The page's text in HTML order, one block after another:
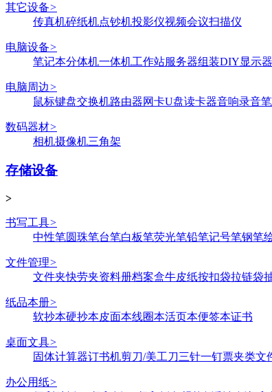
其它设备>
传真机碎纸机点钞机投影仪视频会议扫描仪
电脑设备>
笔记本分体机一体机工作站服务器组装DIY显示器
电脑周边>
鼠标键盘交换机路由器网卡U盘读卡器音响录音笔
数码器材>
相机摄像机三角架
存储设备
>
书写工具>
中性笔圆珠笔台笔白板笔荧光笔铅笔记号笔钢笔
文件管理>
文件夹快劳夹资料册档案盒牛皮纸按扣袋拉链袋
纸品本册>
软抄本硬抄本皮面本线圈本活页本便签本证书
桌面文具>
固体计算器订书机剪刀/美工刀三针一钉票夹类文
办公用纸>